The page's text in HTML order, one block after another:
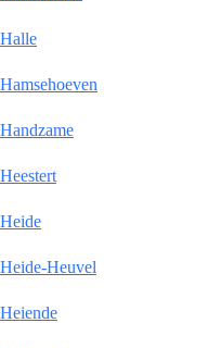
Halle
Hamsehoeven
Handzame
Heestert
Heide
Heide-Heuvel
Heiende